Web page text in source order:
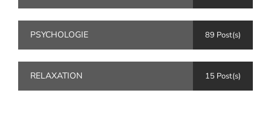
PSYCHOLOGIE 89 Post(s)
RELAXATION 15 Post(s)